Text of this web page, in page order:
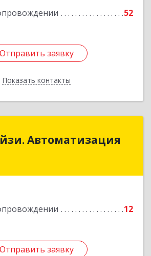
52
Отправить заявку
Показать контакты
Отправить заявку
Назад
Автоматизация
12
Отправить заявку
Автоматизация
обл, Кувандыкский р-н,
Отправить заявку